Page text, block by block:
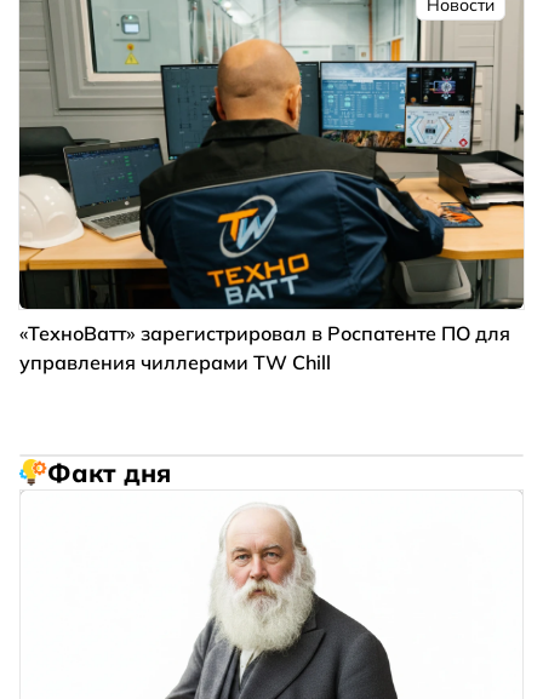
Новости
«ТехноВатт» зарегистрировал в Роспатенте ПО для
управления чиллерами TW Chill
Факт дня